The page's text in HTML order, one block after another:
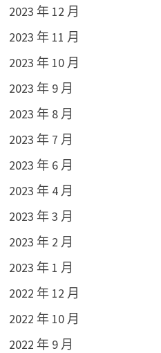
2023 年 12 月
2023 年 11 月
2023 年 10 月
2023 年 9 月
2023 年 8 月
2023 年 7 月
2023 年 6 月
2023 年 4 月
2023 年 3 月
2023 年 2 月
2023 年 1 月
2022 年 12 月
2022 年 10 月
2022 年 9 月